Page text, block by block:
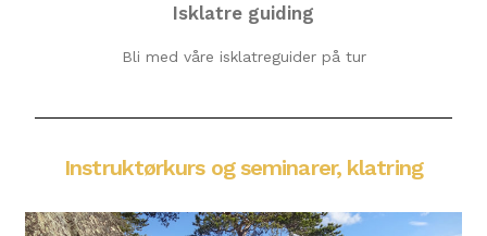
Isklatre guiding
Bli med våre isklatreguider på tur
Instruktørkurs og seminarer, klatring